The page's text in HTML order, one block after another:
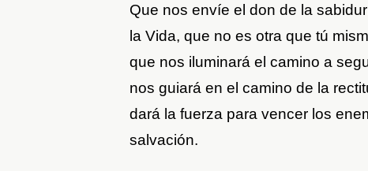
Que nos envíe el don de la
la Vida, que no es otra que tú
que nos iluminará el camino a
nos guiará en el camino de la
dará la fuerza para vencer los
salvación.